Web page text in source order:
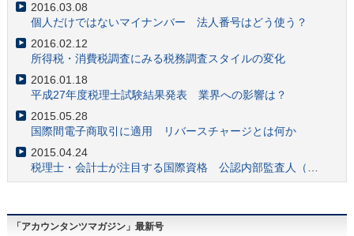
クラウドファンディングの会計税務とコンサル事情
2017.09.05
「ザ・コンサルタント」でも描写 会計士の財務調査業務の価値の高さ
社会福祉法人への会計監査人による監査導入で高まる需要
会計士注目 財務会計基準機構が「国際会計人材ネットワーク」設立
会計士の注目スキル 「フォレンジック」業務とは何か？
2017.05.22
中企庁「事業承継ガイドライン」をM&A業務に活かす
2016.03.08
個人だけではないマイナンバー 法人番号はどう使う？
2016.02.12
所得税・消費税調査にみる税務調査スタイルの変化
2016.01.18
平成27年度税理士試験結果発表 業界への影響は？
2015.05.28
国際間電子商取引に適用 リバースチャージとは何か
2015.04.24
税理士・会計士が注目する国際資格 公認内部監査人（CIA）とは？
「アカウンタンツマガジン」最新号